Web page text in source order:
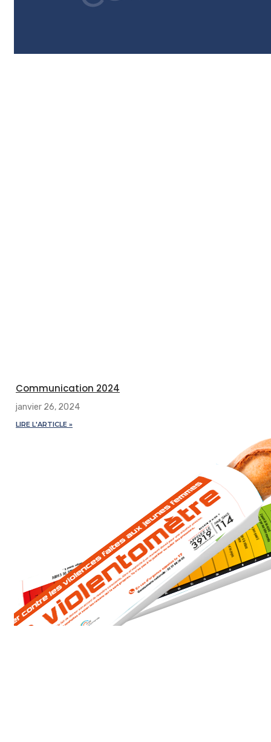
Communication 2024
janvier 26, 2024
LIRE L'ARTICLE »